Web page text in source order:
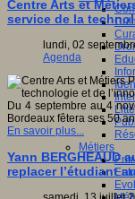
Métiers
Centre Arts et
service de la
lundi, 02
Agenda
Du 4 septembre au 4
Bordeaux fêtera ses 50
En savoir plus...
Yann BERGHEAUD
replacer l’étudiant